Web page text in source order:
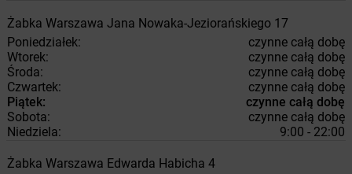
Żabka Warszawa Jana Nowaka-Jeziorańskiego 17
Poniedziałek:
czynne całą dobę
Wtorek:
czynne całą dobę
Środa:
czynne całą dobę
Czwartek:
czynne całą dobę
Piątek:
czynne całą dobę
Sobota:
czynne całą dobę
Niedziela:
9:00 - 22:00
Żabka Warszawa Edwarda Habicha 4